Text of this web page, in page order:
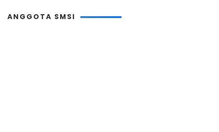
ANGGOTA SMSI